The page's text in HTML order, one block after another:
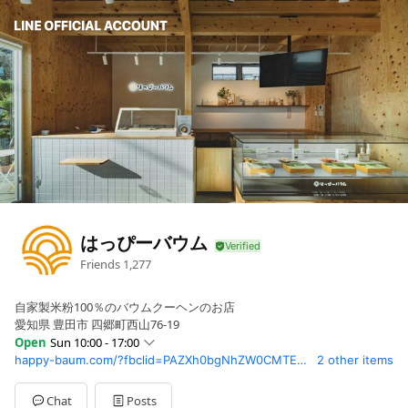
はっぴーバウム
Friends 1,277
自家製米粉100％のバウムクーヘンのお店
愛知県 豊田市 四郷町西山76-19
Open Sun 10:00 - 17:00
Sun10:00 - 17:00
Mon10:00 - 17:00
TueClosed
happy-baum.com/?fbclid=PAZXh0bgNhZW0CMTEAAab-ublokUg5ZkvVdLfYBjoVybbGYEKIkshLjoGt2c6NVCx6cozNsQAci4w_aem_pOquZaujdkwIG64cjsGwDA 2 other items
Chat Posts